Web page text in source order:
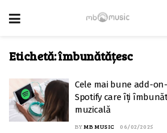
Etichetă:îmbunătățesc
Cele mai bune add-
Spotify care îți
muzicală
BY MB MUSIC 06/02/2025